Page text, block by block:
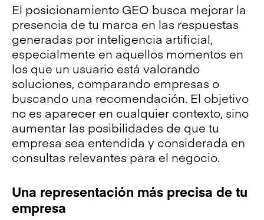
El posicionamiento GEO busca mejorar la
presencia de tu marca en las respuestas
generadas por inteligencia artificial,
especialmente en aquellos momentos en
los que un usuario está valorando
soluciones, comparando empresas o
buscando una recomendación. El objetivo
no es aparecer en cualquier contexto, sino
aumentar las posibilidades de que tu
empresa sea entendida y considerada en
consultas relevantes para el negocio.
Una representación más precisa de tu
empresa